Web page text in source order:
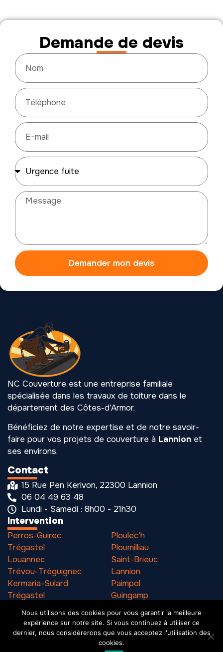
Demande de devis
Demander mon devis
NC Couverture est une entreprise familiale
spécialisée dans les travaux de toiture dans le
département des Côtes-d’Armor.
Bénéficiez de notre expertise et de notre savoir-
faire pour vos projets de couverture à Lannion et
ses environs.
Intervention
Perros-Guirec
Trégastel
Louannec
Trévou-Tréguignec
Kermaria-Sulard
Trégastel
Pleumeur-Bodou
Ploulec’h
Ploumilliau
Saint-Brieuc
Lannion
Paimpol
Guingamp
Contact
15 Rue Pen Kerivon, 22300 Lannion
06 04 49 63 48
Lundi - Samedi : 8h00 - 21h30
Nous utilisons des cookies pour vous garantir la meilleure
expérience sur notre site. Si vous continuez à utiliser ce
dernier, nous considérerons que vous acceptez l'utilisation des
cookies.